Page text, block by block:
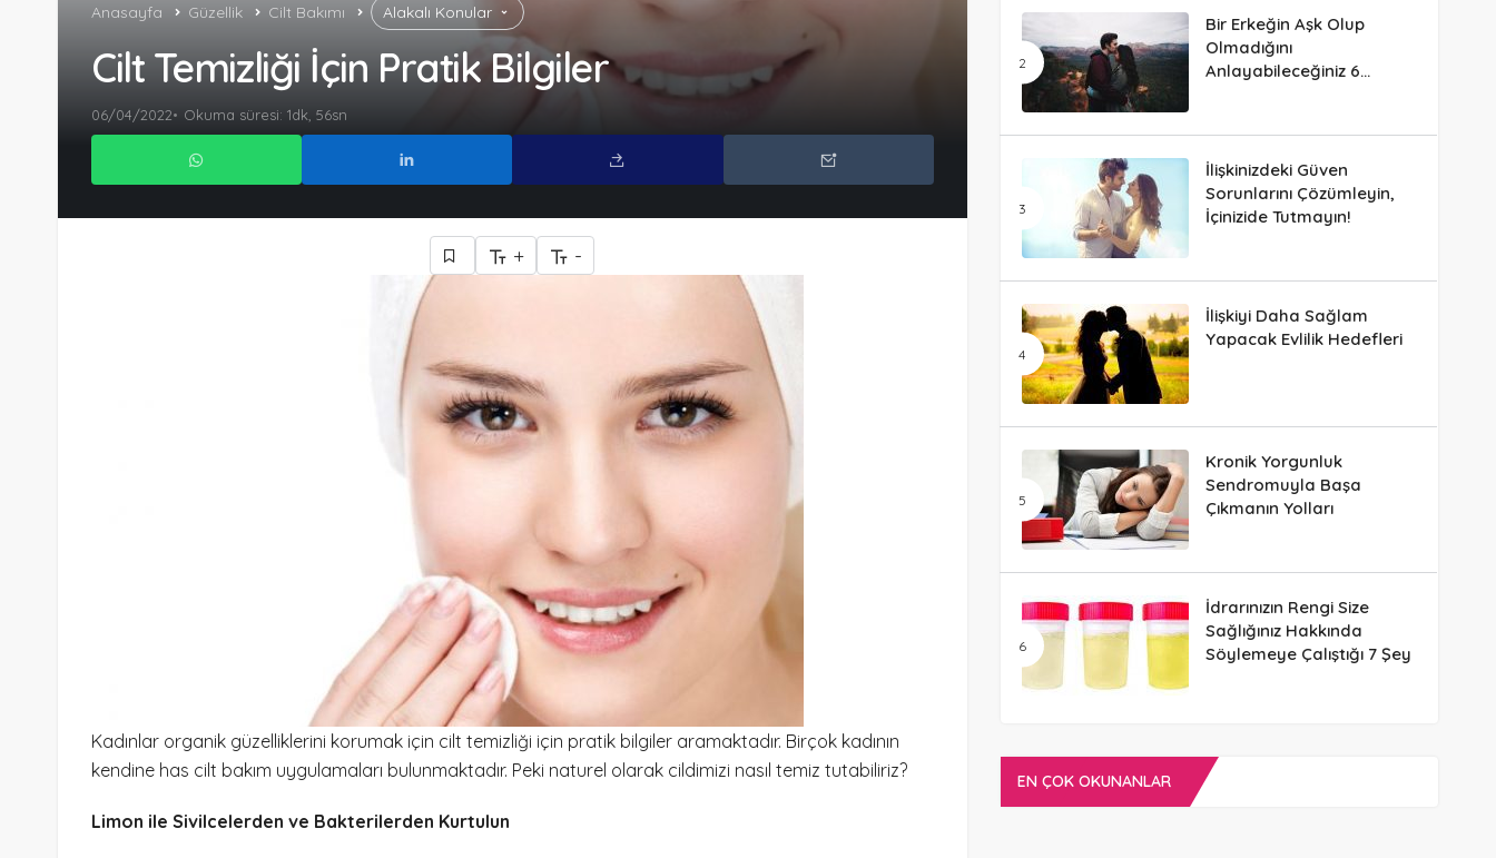
Anasayfa Güzellik Cilt Bakımı Alakalı Konular
Cilt Temizliği İçin Pratik Bilgiler
06/04/2022 Okuma süresi: 1dk, 56sn
+ -
Kadınlar organik güzelliklerini korumak için cilt temizliği için pratik bilgiler aramaktadır. Birçok kadının
kendine has cilt bakım uygulamaları bulunmaktadır. Peki naturel olarak cildimizi nasıl temiz tutabiliriz?
Limon ile Sivilcelerden ve Bakterilerden Kurtulun
Bir Erkeğin Aşk Olup
Olmadığını
Anlayabileceğiniz 6
İlişkinizdeki Güven
Sorunlarını Çözümleyin,
İçinizide Tutmayın!
İlişkiyi Daha Sağlam
Yapacak Evlilik Hedefleri
Kronik Yorgunluk
Sendromuyla Başa
Çıkmanın Yolları
İdrarınızın Rengi Size
Sağlığınız Hakkında
Söylemeye Çalıştığı 7 Şey
EN ÇOK OKUNANLAR